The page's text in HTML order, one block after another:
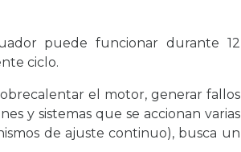
puede funcionar durante 12
ciclo.
el motor, generar fallos
y sistemas que se accionan varias
de ajuste continuo), busca un